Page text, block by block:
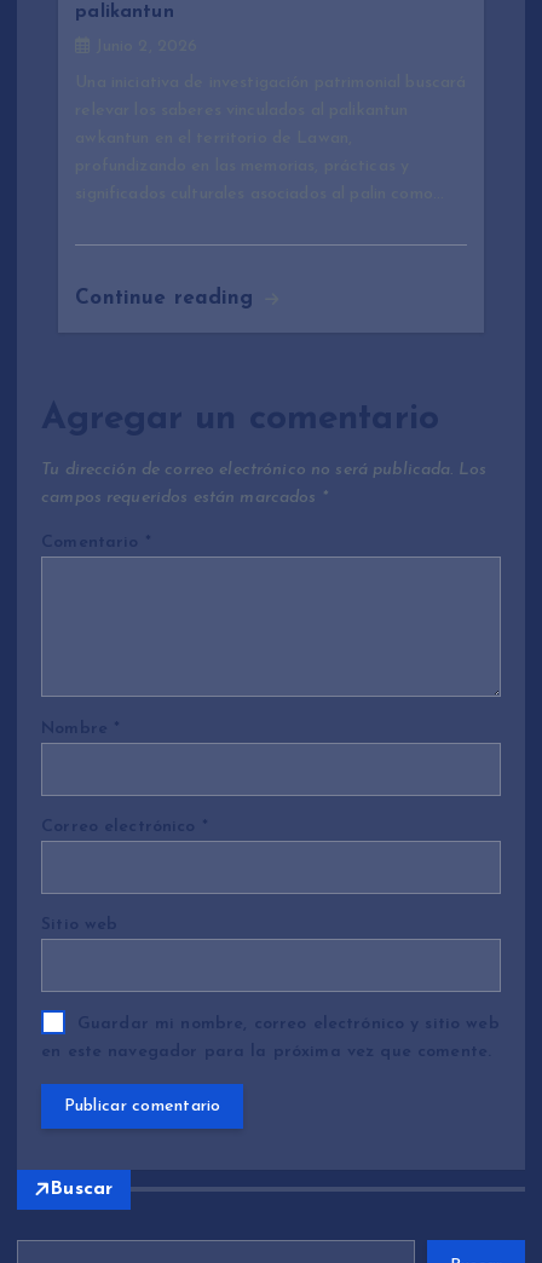
palikantun
Continue reading
Agregar un comentario
Tu dirección de correo electrónico no será publicada. Los
campos requeridos están marcados *
Comentario *
Nombre *
Correo electrónico *
Sitio web
Guardar mi nombre, correo electrónico y sitio web
en este navegador para la próxima vez que comente.
Buscar